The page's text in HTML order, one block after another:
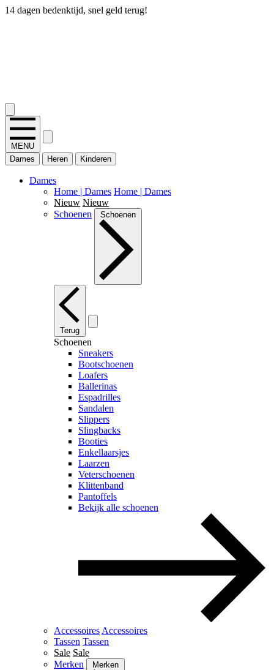
14 dagen bedenktijd, snel geld terug!
MENU
Dames
Heren Kinderen
Dames
Home | Dames Home | Dames
Nieuw Nieuw
Schoenen
Schoenen
Terug
Schoenen
Sneakers
Bootschoenen
Loafers
Ballerinas
Espadrilles
Sandalen
Slippers
Slingbacks
Booties
Enkellaarsjes
Laarzen
Veterschoenen
Klittenband
Pantoffels
Bekijk alle schoenen
Accessoires Accessoires
Tassen Tassen
Sale Sale
Merken
Merken